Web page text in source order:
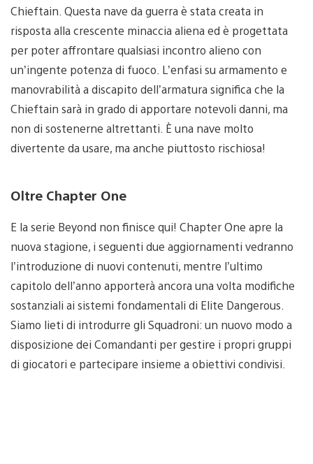
Chieftain. Questa nave da guerra è stata creata in
risposta alla crescente minaccia aliena ed è progettata
per poter affrontare qualsiasi incontro alieno con
un’ingente potenza di fuoco. L’enfasi su armamento e
manovrabilità a discapito dell’armatura significa che la
Chieftain sarà in grado di apportare notevoli danni, ma
non di sostenerne altrettanti. È una nave molto
divertente da usare, ma anche piuttosto rischiosa!
Oltre Chapter One
E la serie Beyond non finisce qui! Chapter One apre la
nuova stagione, i seguenti due aggiornamenti vedranno
l’introduzione di nuovi contenuti, mentre l’ultimo
capitolo dell’anno apporterà ancora una volta modifiche
sostanziali ai sistemi fondamentali di Elite Dangerous.
Siamo lieti di introdurre gli Squadroni: un nuovo modo a
disposizione dei Comandanti per gestire i propri gruppi
di giocatori e partecipare insieme a obiettivi condivisi.